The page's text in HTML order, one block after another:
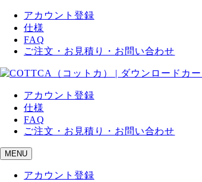
アカウント登録
仕様
FAQ
ご注文・お見積り・お問い合わせ
アカウント登録
仕様
FAQ
ご注文・お見積り・お問い合わせ
MENU
アカウント登録